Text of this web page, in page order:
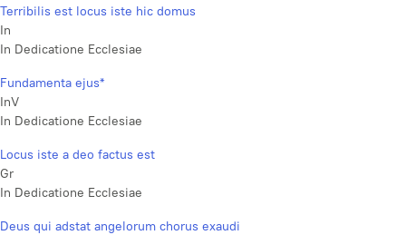
Terribilis est locus iste hic domus
In
In Dedicatione Ecclesiae
Fundamenta ejus*
InV
In Dedicatione Ecclesiae
Locus iste a deo factus est
Gr
In Dedicatione Ecclesiae
Deus qui adstat angelorum chorus exaudi